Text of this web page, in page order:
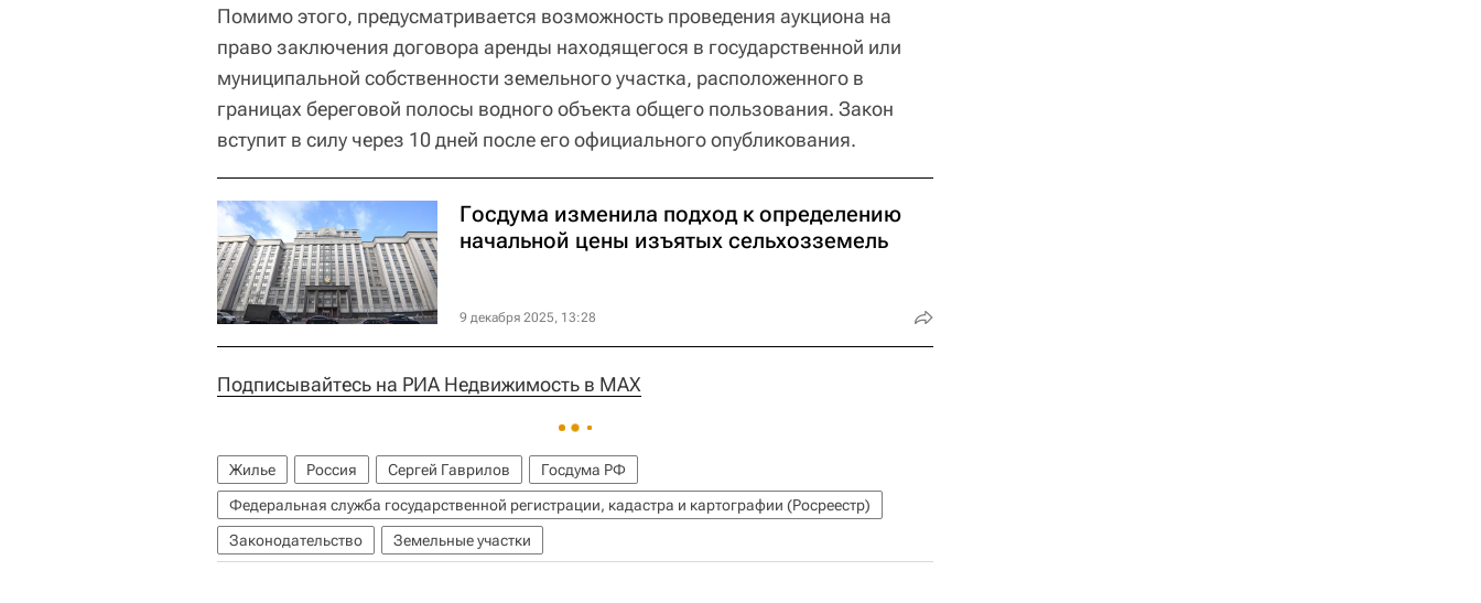
Помимо этого, предусматривается возможность проведения аукциона на
право заключения договора аренды находящегося в государственной или
муниципальной собственности земельного участка, расположенного в
границах береговой полосы водного объекта общего пользования. Закон
вступит в силу через 10 дней после его официального опубликования.
Госдума изменила подход к определению
начальной цены изъятых сельхозземель
9 декабря 2025, 13:28
Подписывайтесь на РИА Недвижимость в MAX
Жилье Россия Сергей Гаврилов
Госдума РФ
Федеральная служба государственной регистрации, кадастра и картографии (Росреестр)
Законодательство
Земельные участки